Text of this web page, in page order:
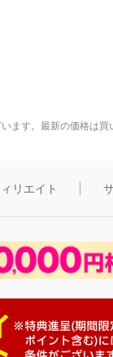
ます。最新の価格は買
リエイト